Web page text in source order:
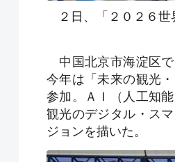
２日、「２０２６
中国北京市海淀区で
今年は「未来の観光
参加。ＡＩ（人工知
観光のデジタル・ス
ジョンを描いた。